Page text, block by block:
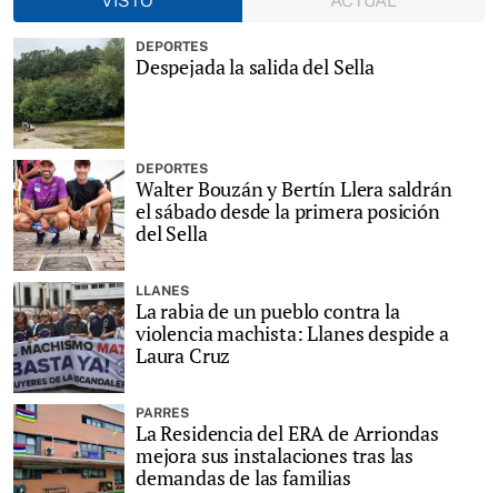
DEPORTES
Despejada la salida del Sella
DEPORTES
Walter Bouzán y Bertín Llera saldrán
el sábado desde la primera posición
del Sella
LLANES
La rabia de un pueblo contra la
violencia machista: Llanes despide a
Laura Cruz
PARRES
La Residencia del ERA de Arriondas
mejora sus instalaciones tras las
demandas de las familias